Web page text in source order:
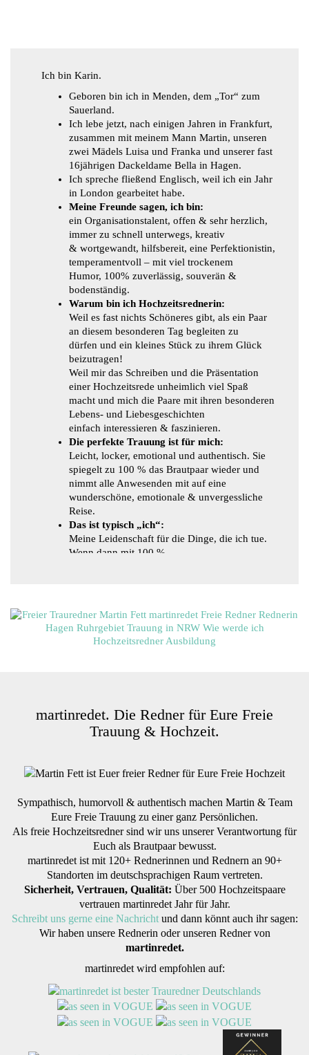
Ich bin Karin.
Geboren bin ich in Menden, dem „Tor“ zum
Sauerland.
Ich lebe jetzt, nach einigen Jahren in Frankfurt,
zusammen mit meinem Mann Martin, unseren
zwei Mädels Luisa und Franka und unserer fast
16jährigen Dackeldame Bella in Hagen.
Ich spreche fließend Englisch, weil ich ein Jahr
in London gearbeitet habe.
Meine Freunde sagen, ich bin:
ein Organisationstalent, offen & sehr herzlich,
immer zu schnell unterwegs, kreativ
& wortgewandt, hilfsbereit, eine Perfektionistin,
temperamentvoll – mit viel trockenem
Humor, 100% zuverlässig, souverän &
bodenständig.
Warum bin ich Hochzeitsrednerin:
Weil es fast nichts Schöneres gibt, als ein Paar
an diesem besonderen Tag begleiten zu
dürfen und ein kleines Stück zu ihrem Glück
beizutragen!
Weil mir das Schreiben und die Präsentation
einer Hochzeitsrede unheimlich viel Spaß
macht und mich die Paare mit ihren besonderen
Lebens- und Liebesgeschichten
einfach interessieren & faszinieren.
Die perfekte Trauung ist für mich:
Leicht, locker, emotional und authentisch. Sie
spiegelt zu 100 % das Brautpaar wieder und
nimmt alle Anwesenden mit auf eine
wunderschöne, emotionale & unvergessliche
Reise.
Das ist typisch „ich“:
Meine Leidenschaft für die Dinge, die ich tue.
Wenn dann mit 100 %.
Abhaken tut sooooo gut!
Ich war mal:
Mit meinem Mann auf einer ganz einsamen,
Viel Zeit mit der Familie und Freunden zu
verbringen, am besten bei gutem Essen & Wein.
Ganz viel reisen. Neue Orte, Länder und
Soll Euch Karin bei Eurer Hochzeit begleiten? Ihr
erreicht sie ganz einfach über dasKontaktformular
martinredet. Die Redner für Eure Freie
Trauung & Hochzeit.
Sympathisch, humorvoll & authentisch machen Martin & Team
Eure Freie Trauung zu einer ganz Persönlichen.
Als freie Hochzeitsredner sind wir uns unserer Verantwortung für
Euch als Brautpaar bewusst.
martinredet ist mit 120+ Rednerinnen und Rednern an 90+
Standorten im deutschsprachigen Raum vertreten.
Sicherheit, Vertrauen, Qualität: Über 500 Hochzeitspaare
vertrauen martinredet Jahr für Jahr.
Schreibt uns gerne eine Nachrichtund dann könnt auch ihr sagen:
Wir haben unsere Rednerin oder unseren Redner von
martinredet.
martinredet wird empfohlen auf: